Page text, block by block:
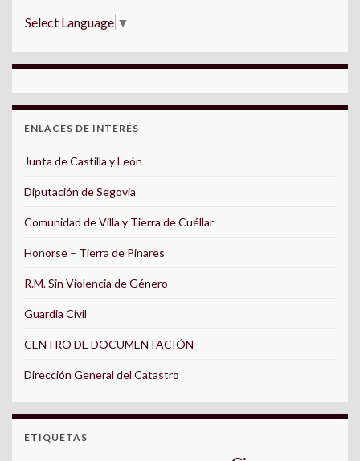
Select Language ▼
ENLACES DE INTERÉS
Junta de Castilla y León
Diputación de Segovia
Comunidad de Villa y Tierra de Cuéllar
Honorse – Tierra de Pinares
R.M. Sin Violencia de Género
Guardia Civil
CENTRO DE DOCUMENTACIÓN
Dirección General del Catastro
ETIQUETAS